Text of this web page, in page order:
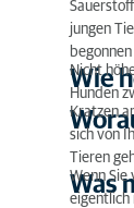
jungen
Wie
Nicht
Hunden
Kratzen
sich von
Tieren
Was
Wenn Sie
eigentlich